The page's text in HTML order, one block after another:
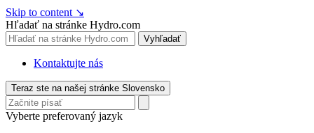
Skip to content ↘
Hľadať na stránke Hydro.com
Vyhľadať
Kontaktujte nás
Teraz ste na našej stránke Slovensko
Vyberte preferovaný jazyk